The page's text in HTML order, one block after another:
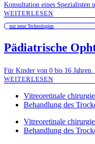
Konsultation eines Spezialisten
WEITERLESEN
nur neue Technologien
Pädiatrische
Für Kinder von 0 bis 16 Jahren.
WEITERLESEN
Vitreoretinale chirurgie
Behandlung des
Vitreoretinale chirurgie
Behandlung des